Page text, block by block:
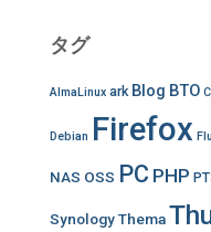
タグ
AlmaLinux ark Blog BTO
Debian Firefox
NAS OSS PC PHP
SynologyThema